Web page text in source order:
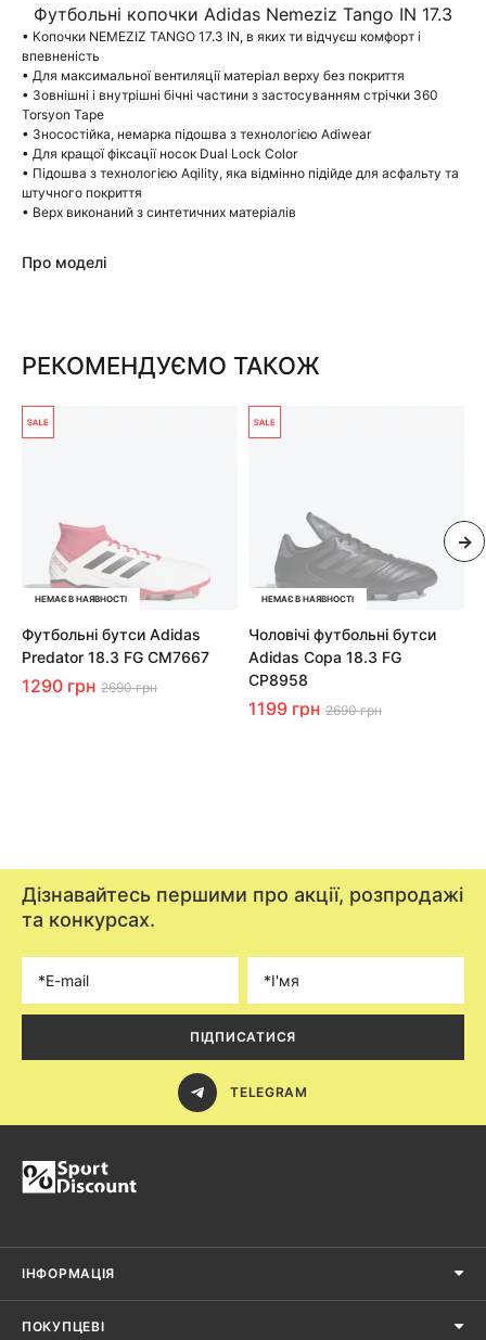
Футбольні копочки Adidas Nemeziz Tango IN 17.3
• Копочки NEMEZIZ TANGO 17.3 IN, в яких ти відчуєш комфорт і
впевненість
• Для максимальної вентиляції матеріал верху без покриття
• Зовнішні і внутрішні бічні частини з застосуванням стрічки 360
Torsyon Tape
• Зносостійка, немарка підошва з технологією Adiwear
• Для кращої фіксації носок Dual Lock Color
• Підошва з технологією Aqility, яка відмінно підійде для асфальту та
штучного покриття
• Верх виконаний з синтетичних матеріалів
Про моделі
РЕКОМЕНДУЄМО ТАКОЖ
НЕМАЄ В НАЯВНОСТІ
Футбольні бутси Adidas
Predator 18.3 FG CM7667
1290 грн 2690 грн
НЕМАЄ В НАЯВНОСТІ
Чоловічі футбольні бутси
Adidas Copa 18.3 FG
CP8958
1199 грн 2690 грн
Дізнавайтесь першими про акції, розпродажі
та конкурсах.
ПІДПИСАТИСЯ
TELEGRAM
ІНФОРМАЦІЯ
ПОКУПЦЕВІ